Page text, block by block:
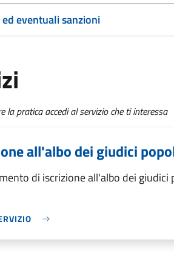
eventuali sanzioni
la pratica accedi al servizio che ti interessa
all'albo dei giudici
di iscrizione all'albo dei giudici